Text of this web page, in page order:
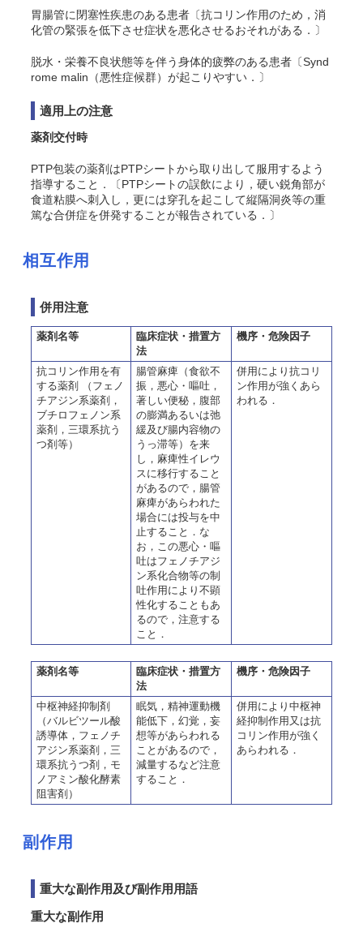
胃腸管に閉塞性疾患のある患者〔抗コリン作用のため，消
化管の緊張を低下させ症状を悪化させるおそれがある．〕
脱水・栄養不良状態等を伴う身体的疲弊のある患者〔Synd
rome malin（悪性症候群）が起こりやすい．〕
適用上の注意
薬剤交付時
PTP包装の薬剤はPTPシートから取り出して服用するよう
指導すること．〔PTPシートの誤飲により，硬い鋭角部が
食道粘膜へ刺入し，更には穿孔を起こして縦隔洞炎等の重
篤な合併症を併発することが報告されている．〕
相互作用
併用注意
薬剤名等
臨床症状・措置方
法
機序・危険因子
抗コリン作用を有
する薬剤 （フェノ
チアジン系薬剤，
ブチロフェノン系
薬剤，三環系抗う
つ剤等）
腸管麻痺（食欲不
振，悪心・嘔吐，
著しい便秘，腹部
の膨満あるいは弛
緩及び腸内容物の
うっ滞等）を来
し，麻痺性イレウ
スに移行すること
があるので，腸管
麻痺があらわれた
場合には投与を中
止すること．な
お，この悪心・嘔
吐はフェノチアジ
ン系化合物等の制
吐作用により不顕
性化することもあ
るので，注意する
こと．
併用により抗コリ
ン作用が強くあら
われる．
薬剤名等
臨床症状・措置方
法
機序・危険因子
中枢神経抑制剤
（バルビツール酸
誘導体，フェノチ
アジン系薬剤，三
環系抗うつ剤，モ
ノアミン酸化酵素
阻害剤）
眠気，精神運動機
能低下，幻覚，妄
想等があらわれる
ことがあるので，
減量するなど注意
すること．
併用により中枢神
経抑制作用又は抗
コリン作用が強く
あらわれる．
副作用
重大な副作用及び副作用用語
重大な副作用